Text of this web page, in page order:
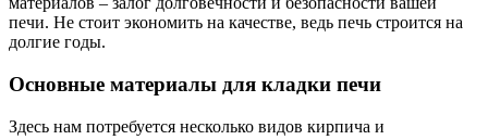
печи. Не стоит экономить на качестве, ведь печь строится на
долгие годы.
Основные материалы для кладки печи
Здесь нам потребуется несколько видов кирпича и